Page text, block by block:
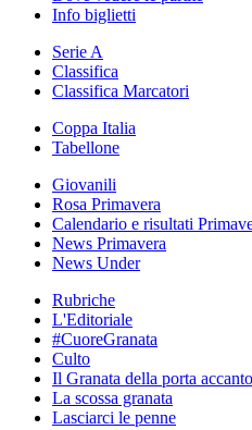
Info biglietti
Serie A
Classifica
Classifica Marcatori
Coppa Italia
Tabellone
Giovanili
Rosa Primavera
Calendario e risultati
News Primavera
News Under
Rubriche
L'Editoriale
#CuoreGranata
Culto
Il Granata della porta accanto
La scossa granata
Lasciarci le penne